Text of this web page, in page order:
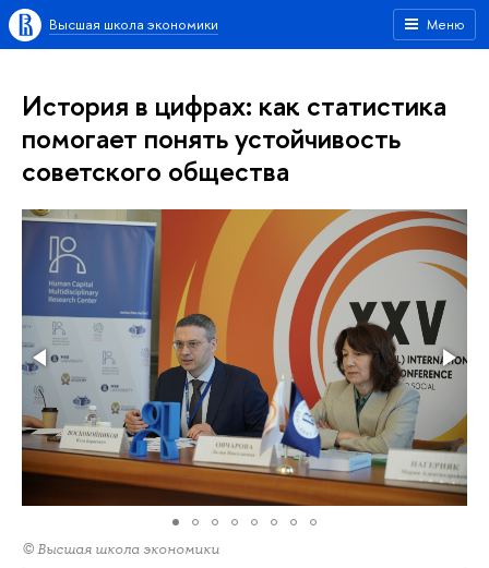
Меню
Высшая школа экономики
История в цифрах: как статистика
помогает понять устойчивость
советского общества
© Высшая школа экономики